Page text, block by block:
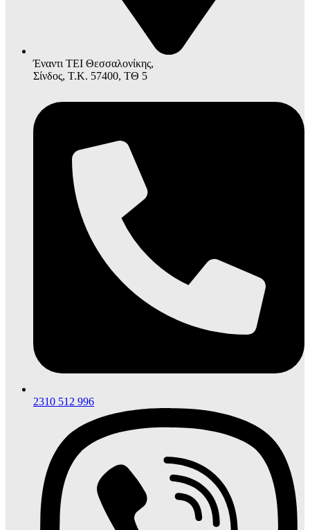
Έναντι ΤΕΙ Θεσσαλονίκης,
Σίνδος, Τ.Κ. 57400, ΤΘ 5
2310 512 996